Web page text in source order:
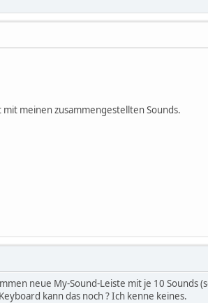
meinen zusammengestellten Sounds.
neue My-Sound-Leiste mit je 10 Sounds
kann das noch ? Ich kenne keines.